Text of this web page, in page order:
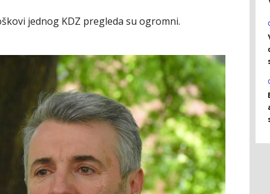
jednog KDZ pregleda su ogromni.